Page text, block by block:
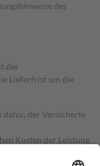
des
der
Lieferfrist um die
dafür, der Versicherte
Kosten der Leistung